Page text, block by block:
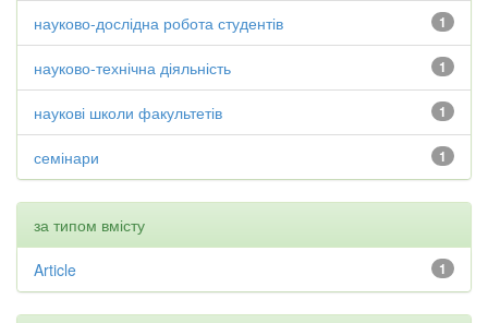
1
науково-дослідна робота студентів
1
науково-технічна діяльність
1
наукові школи факультетів
1
семінари
за типом вмісту
1
Article